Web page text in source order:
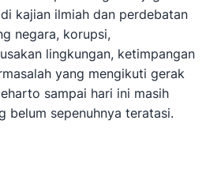
kajian ilmiah dan perdebatan
negara, korupsi,
lingkungan, ketimpangan
yang mengikuti gerak
sampai hari ini masih
belum sepenuhnya teratasi.